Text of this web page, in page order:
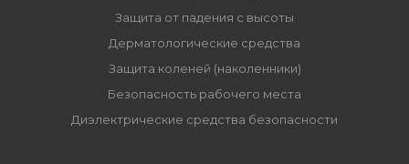
Защита от падения с высоты
Дерматологические средства
Защита коленей (наколенники)
Безопасность рабочего места
Диэлектрические средства безопасности